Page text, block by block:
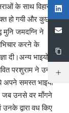
के साथ विहार
हो गयी और कुछ
मुनि जमदग्नि ने
करने के
दी।अन्य भाइयों
परशुराम ने उनकी
अपने समस्त भाइयों
जब उनसे वर माँगने
द्वारा वध किए